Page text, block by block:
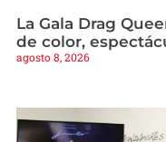
La Gala Drag
de color,
agosto 8, 2026